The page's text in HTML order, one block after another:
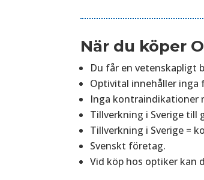
När du köper
Du får en vetenskapligt
Optivital innehåller inga
Inga kontraindikationer
Tillverkning i Sverige till
Tillverkning i Sverige =
Svenskt företag.
Vid köp hos optiker kan